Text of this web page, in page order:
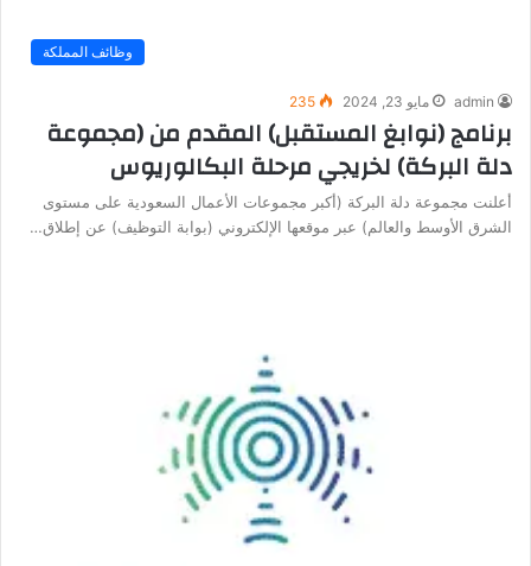
وظائف المملكة
admin مايو 23, 2024 235
برنامج (نوابغ المستقبل) المقدم من (مجموعة
دلة البركة) لخريجي مرحلة البكالوريوس
أعلنت مجموعة دلة البركة (أكبر مجموعات الأعمال السعودية على مستوى
الشرق الأوسط والعالم) عبر موقعها الإلكتروني (بوابة التوظيف) عن إطلاق…